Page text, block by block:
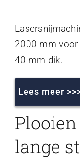
2000 mm voor
40 mm dik.
Lees meer
lange